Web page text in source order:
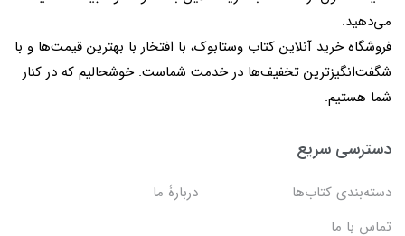
می‌دهید.
فروشگاه خرید آنلاین کتاب وستابوک، با افتخار با بهترین قیمت‌ها و با
شگفت‌انگیزترین تخفیف‌ها در خدمت شماست. خوشحالیم که در کنار
شما هستیم.
دسترسی سریع
دسته‌بندی کتاب‌ها
دربارۀ ما
تماس با ما